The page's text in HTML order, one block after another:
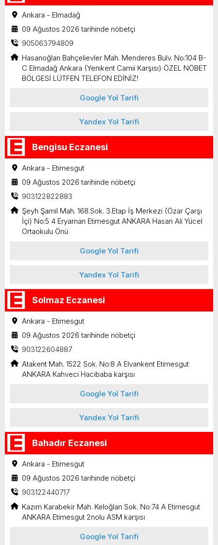
Ankara - Elmadağ
09 Ağustos 2026 tarihinde nöbetçi
905063794809
Hasanoğlan Bahçelievler Mah. Menderes Bulv. No:104 B-
C Elmadağ Ankara (Yenikent Camii Karşısı) ÖZEL NÖBET
BÖLGESİ LÜTFEN TELEFON EDİNİZ!
Google Yol Tarifi
Yandex Yol Tarifi
Bengisu Eczanesi
Ankara - Etimesgut
09 Ağustos 2026 tarihinde nöbetçi
903122822883
Şeyh Şamil Mah. 168.Sok. 3.Etap İş Merkezi (Özar Çarşı
İçi) No:5 4 Eryaman Etimesgut ANKARA Hasan Ali Yücel
Ortaokulu Önü
Google Yol Tarifi
Yandex Yol Tarifi
Solmaz Eczanesi
Ankara - Etimesgut
09 Ağustos 2026 tarihinde nöbetçi
903122604887
Atakent Mah. 1522 Sok. No:8 A Elvankent Etimesgut
ANKARA Kahveci Hacıbaba karşısı
Google Yol Tarifi
Yandex Yol Tarifi
Bahadır Eczanesi
Ankara - Etimesgut
09 Ağustos 2026 tarihinde nöbetçi
903122440717
Kazım Karabekir Mah. Keloğlan Sok. No:74 A Etimesgut
ANKARA Etimesgut 2nolu ASM karşısı
Google Yol Tarifi